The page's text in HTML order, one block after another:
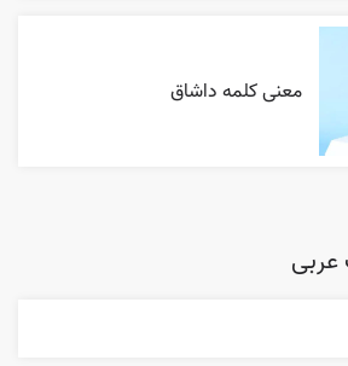
معنی کلمه داشاق
عربی